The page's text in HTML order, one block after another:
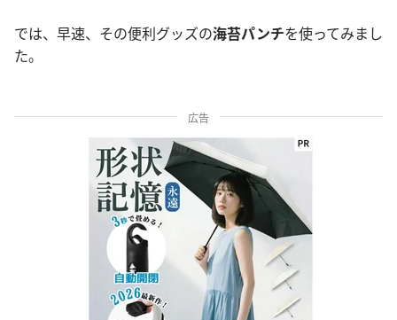
では、早速、その便利グッズの海苔パンチを使ってみまし
た。
広告